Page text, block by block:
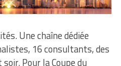
Une chaîne dédiée
16 consultants, des
Pour la Coupe du